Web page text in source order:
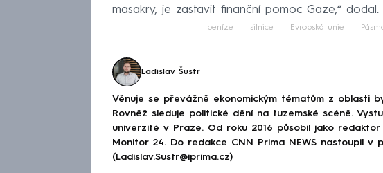
masakry, je zastavit finanční pomoc Gaze,“ dodal.
peníze silnice Evropská unie
Ladislav Šustr
Věnuje se převážně ekonomickým tématům z oblasti
Rovněž sleduje politické dění na tuzemské scéně.
univerzitě v Praze. Od roku 2016 působil jako redaktor
Monitor 24. Do redakce CNN Prima NEWS nastoupil v
(Ladislav.Sustr@iprima.cz)